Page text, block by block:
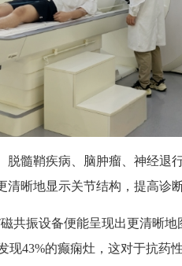
髓鞘疾病、脑肿瘤、神经退
晰地显示关节结构，提高诊
振设备便能呈现出更清晰地
43%的癫痫灶，这对于抗药